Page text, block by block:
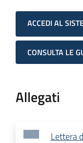
ACCEDI AL
CONSULTA LE
Allegati
Lettera